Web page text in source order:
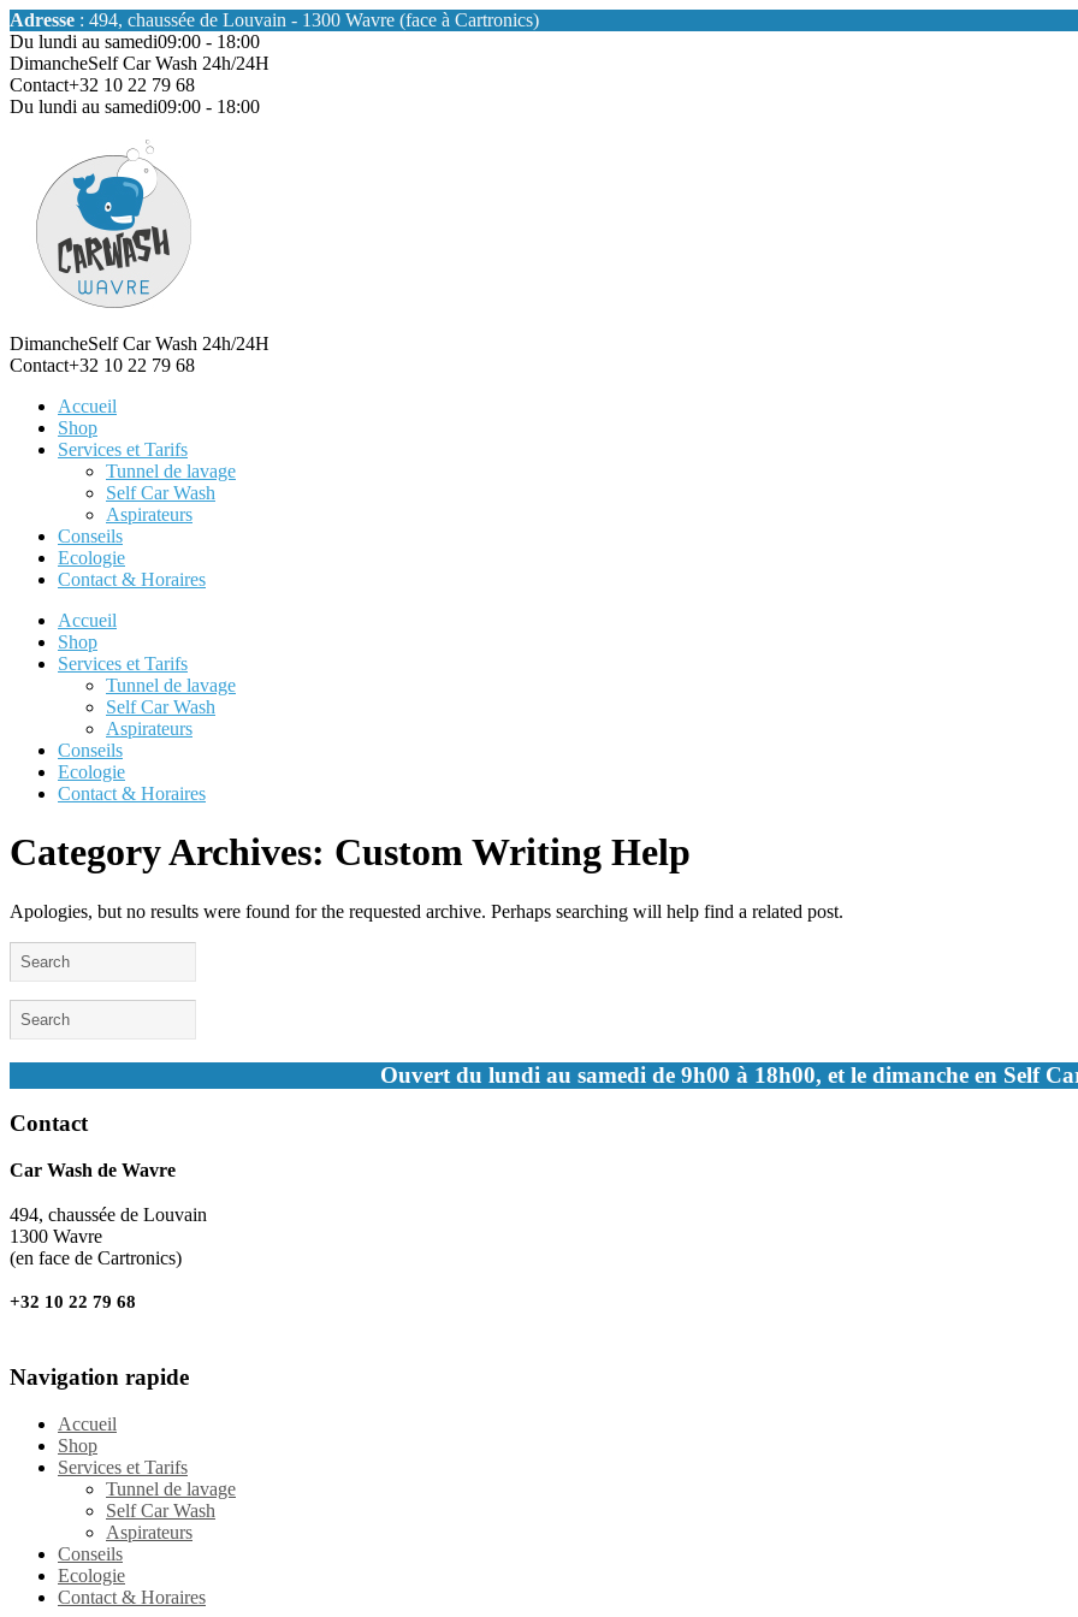
Adresse : 494, chaussée de Louvain - 1300 Wavre (face à Cartronics)
Du lundi au samedi09:00 - 18:00
DimancheSelf Car Wash 24h/24H
Contact+32 10 22 79 68
Du lundi au samedi09:00 - 18:00
DimancheSelf Car Wash 24h/24H
Contact+32 10 22 79 68
Accueil
Shop
Services et Tarifs
Tunnel de lavage
Self Car Wash
Aspirateurs
Conseils
Ecologie
Contact & Horaires
Accueil
Shop
Services et Tarifs
Tunnel de lavage
Self Car Wash
Aspirateurs
Conseils
Ecologie
Contact & Horaires
Category Archives: Custom Writing Help
Apologies, but no results were found for the requested archive. Perhaps searching will help find a related post.
Ouvert du lundi au samedi de 9h00 à 18h00, et le dimanche en Self
Contact
Car Wash de Wavre
494, chaussée de Louvain
1300 Wavre
(en face de Cartronics)
+32 10 22 79 68
Navigation rapide
Accueil
Shop
Services et Tarifs
Tunnel de lavage
Self Car Wash
Aspirateurs
Conseils
Ecologie
Contact & Horaires